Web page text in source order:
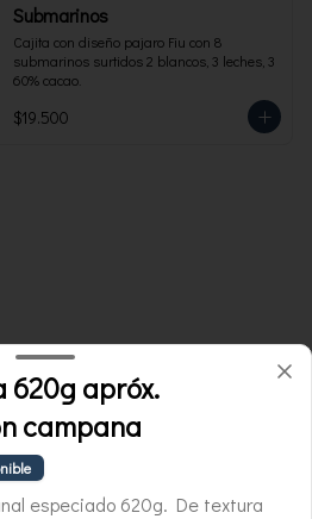
Submarinos
Cajita con diseño pajaro Fiu con 8
submarinos surtidos 2 blancos, 3 leches, 3
60% cacao.
$19.500
620g apróx.
campana
especiado 620g. De textura